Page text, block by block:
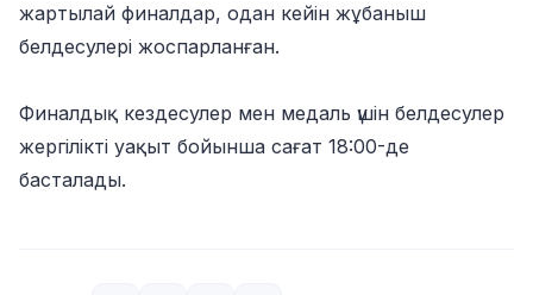
жартылай финалдар, одан кейін жұбаныш
белдесулері жоспарланған.
Финалдық кездесулер мен медаль үшін белдесулер
жергілікті уақыт бойынша сағат 18:00-де
басталады.